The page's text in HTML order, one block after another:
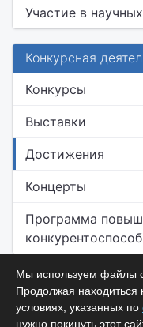
Участие в
Конкурсная
Конкурсы
Выставки
Достижения
Концерты
Программа
Мы используем файлы
Продолжая находиться
условиях, указанных по
нужно покинуть этот